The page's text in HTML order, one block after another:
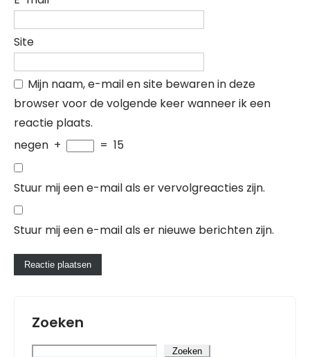
Site
Mijn naam, e-mail en site bewaren in deze
browser voor de volgende keer wanneer ik een
reactie plaats.
negen + = 15
Stuur mij een e-mail als er vervolgreacties zijn.
Stuur mij een e-mail als er nieuwe berichten zijn.
Zoeken
Zoeken